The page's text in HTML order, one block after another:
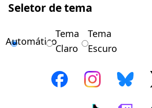
Seletor de tema
Automático
Tema
Claro
Tema
Escuro